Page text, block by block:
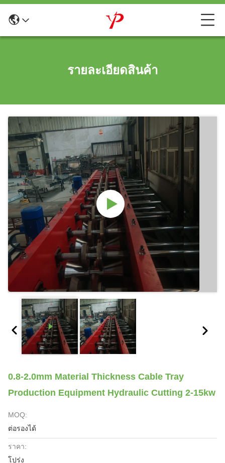
รายละเอียดสินค้า
0.8-2.0mm Material Thickness Cable Tray
Production Equipment Hydraulic Cutting 2-15kw
MOQ:
ต่อรองได้
ราคา:
โปร่ง